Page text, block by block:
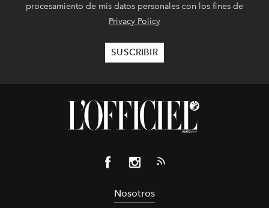
procesamiento de mis datos personales con los fines de
Privacy Policy
Nosotros